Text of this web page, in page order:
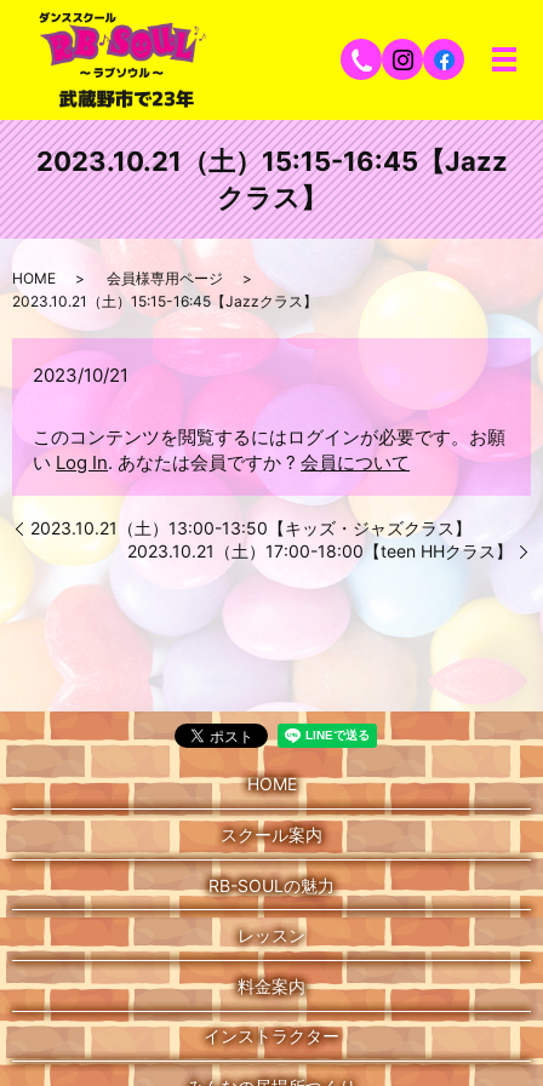
2023.10.21（土）15:15-16:45【Jazz
クラス】
HOME
会員様専用ページ
2023.10.21（土）15:15-16:45【Jazzクラス】
2023/10/21
このコンテンツを閲覧するにはログインが必要です。お願
い Log In. あなたは会員ですか ?会員について
2023.10.21（土）13:00-13:50【キッズ・ジャズクラス】
2023.10.21（土）17:00-18:00【teen HHクラス】
HOME
スクール案内
RB-SOULの魅力
レッスン
料金案内
インストラクター